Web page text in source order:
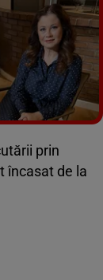
prin
încasat de la